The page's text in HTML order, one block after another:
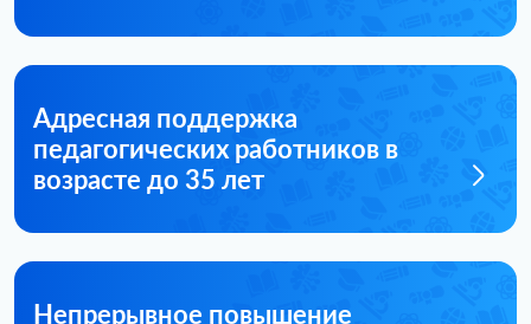
Адресная поддержка
педагогических работников в
возрасте до 35 лет
Непрерывное повышение